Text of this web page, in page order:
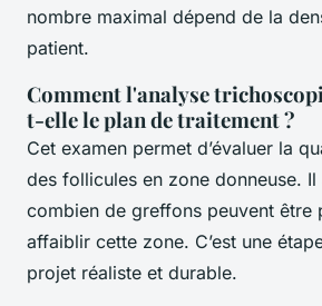
nombre maximal dépend de la
patient.
Comment l'analyse
t-elle le plan de traitement ?
Cet examen permet d’évaluer la
des follicules en zone donneuse.
combien de greffons peuvent être
affaiblir cette zone. C’est une
projet réaliste et durable.